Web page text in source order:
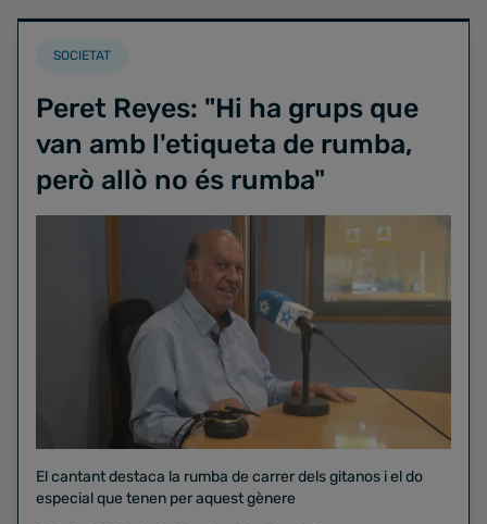
SOCIETAT
Peret Reyes: "Hi ha grups que
van amb l'etiqueta de rumba,
però allò no és rumba"
El cantant destaca la rumba de carrer dels gitanos i el do
especial que tenen per aquest gènere